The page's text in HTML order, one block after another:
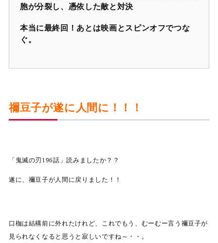
胞が分裂し、憑依した敵と対決
本当に最終回！あとは映画とスピンオフでつな
ぐ。
禰豆子が遂に人間に！！！
「鬼滅の刃196話」読みましたか？？
遂に、禰豆子が人間に戻りました！！
口枷は結構前に外れたけれど、これでもう、むーむー言う禰豆子が
見られなくなると思うと寂しいですね～・・。